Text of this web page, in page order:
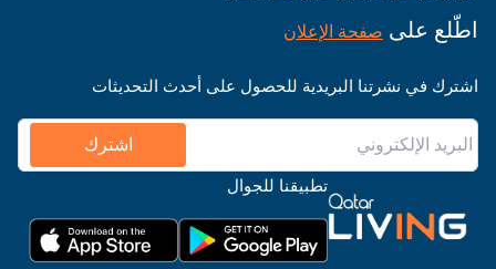
اطّلع على صفحة الإعلان
اشترك في نشرتنا البريدية للحصول على أحدث التحديثات
اشترك
تطبيقنا للجوال